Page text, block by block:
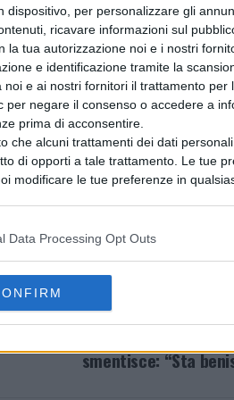
dispositivo, per personalizzare gli
ricavare informazioni sul
la tua autorizzazione noi e i nostri
e identificazione tramite la
noi e ai nostri fornitori il trattamento
per negare il consenso o accedere a
prima di acconsentire.
che alcuni trattamenti dei dati
di opporti a tale trattamento. Le tue
modificare le tue preferenze in
Data Processing Opt Outs
fondante in questa
i libri, sensibilizzarli, non
Viaggio Lib(e)rosi pone come
la creatività e la
a laboratori,
multimediali,
smentisce: “Sta